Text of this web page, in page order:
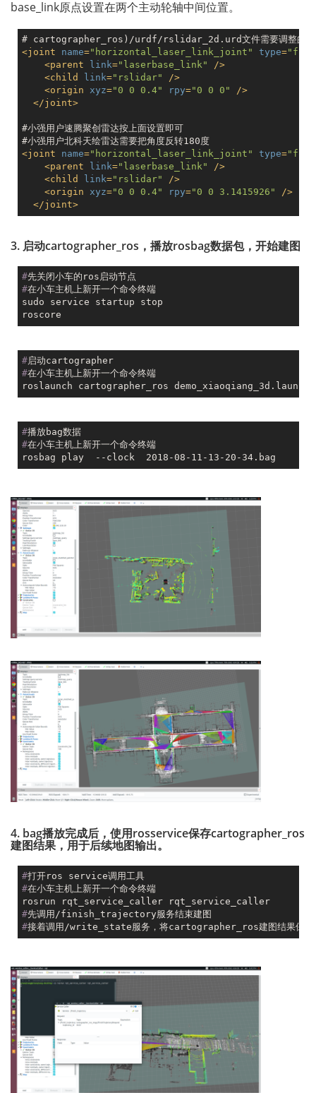
base_link原点设置在两个主动轮轴中间位置。
<joint name="horizontal_laser_link_joint" type=
<parent link="laserbase_link"
/>
<child link="rslidar"
/>
<origin xyz="0 0 0.4" rpy="0 0 0"
/>
</joint>
#小强用户速腾聚创雷达按上面设置即可
<joint name="horizontal_laser_link_joint" type=
<parent link="laserbase_link"
/>
<child link="rslidar"
/>
<origin xyz="0 0 0.4" rpy="0 0 3.1415926"
/>
</joint>
3. 启动cartographer_ros，播放rosbag数据包，开始建图
#先关闭小车的ros启动节点
#在小车主机上新开一个命令终端
sudo service startup stop
#启动cartographer
#在小车主机上新开一个命令终端
#播放bag数据
#在小车主机上新开一个命令终端
4. bag播放完成后，使用rosservice保存cartographer_ros
建图结果，用于后续地图输出。
#打开ros service调用工具
#在小车主机上新开一个命令终端
#先调用/finish_trajectory服务结束建图
#接着调用/write_state服务，将cartographer_ros建图结果保